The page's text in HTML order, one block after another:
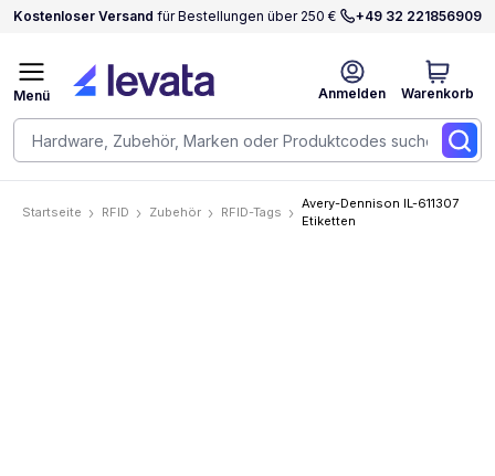
Kostenloser Versand für Bestellungen über 250 € +49 32 221856909
Anmelden Warenkorb
Menü
Startseite RFID Zubehör RFID-Tags
Avery-Dennison IL-611307
Etiketten